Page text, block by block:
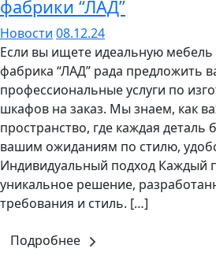
фабрики “ЛАД”
Новости 08.12.24
Если вы ищете идеальную мебель
фабрика “ЛАД” рада предложить
профессиональные услуги по
шкафов на заказ. Мы знаем, как
пространство, где каждая деталь
вашим ожиданиям по стилю,
Индивидуальный подход Каждый
уникальное решение,
требования и стиль. […]
Подробнее